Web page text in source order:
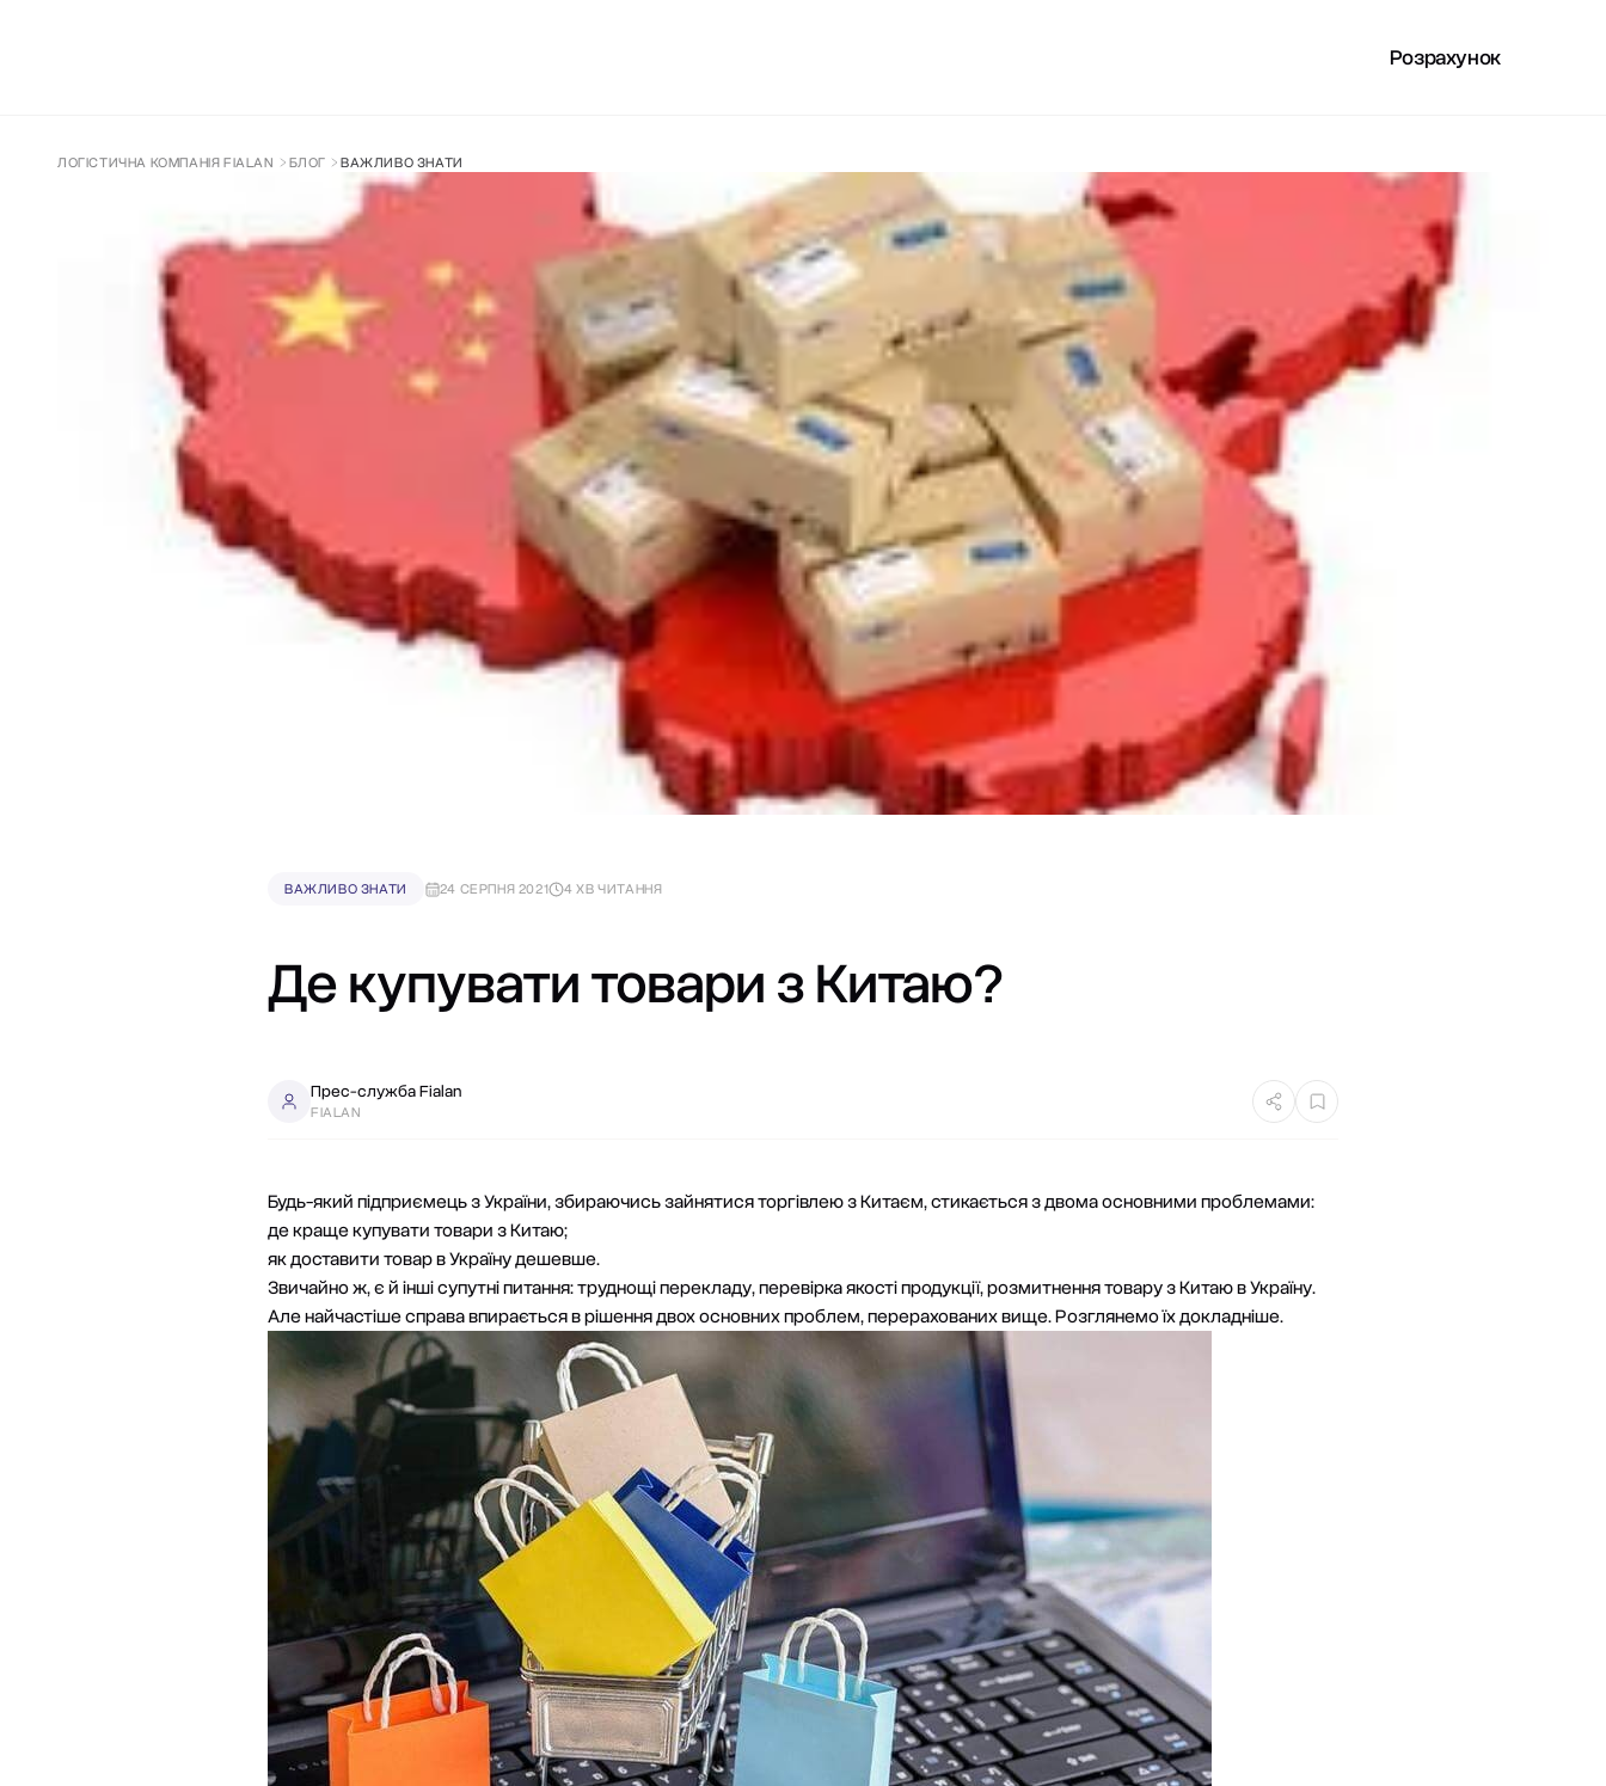
Розрахунок
ЛОГІСТИЧНА КОМПАНІЯ FIALAN БЛОГ ВАЖЛИВО ЗНАТИ
ВАЖЛИВО ЗНАТИ 24 СЕРПНЯ 2021 4 ХВ ЧИТАННЯ
Де купувати товари з Китаю?
Прес-служба Fialan
FIALAN
Будь-який підприємець з України, збираючись зайнятися торгівлею з Китаєм, стикається з двома основними проблемами:
де краще купувати товари з Китаю;
як доставити товар в Україну дешевше.
Звичайно ж, є й інші супутні питання: труднощі перекладу, перевірка якості продукції,розмитнення товару з Китаю в Україну.
Але найчастіше справа впирається в рішення двох основних проблем, перерахованих вище. Розглянемо їх докладніше.